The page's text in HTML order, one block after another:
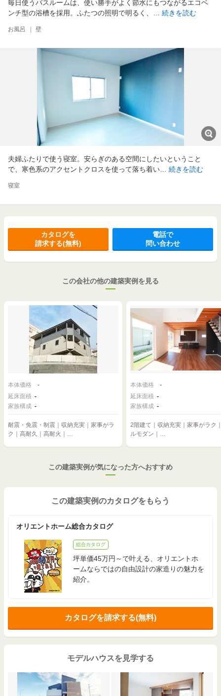
毎日使うバスルームは、使い勝手がよく節水にもつながるエコベ
ンチ型の浴槽を採用。ふたつの照明で明るく、… 続きを読む
お風呂 壁
夫婦ふたりで使う寝室。安らぎのある空間にしたいということ
で、寒色系のアクセントクロスを使って落ち着い… 続きを読む
寝室
カタログを
請求する(無料)
電話で
問い合わせ
この会社の他の建築実例を見る
本体価格
-
延床面積 -
家族構成 -
耐震・免震・制震｜収納充実｜家事がラ
ク｜高耐久｜高耐火｜…
本体価格
-
延床面積 -
家族構成 -
2階建て｜収納充実｜家事がラク
ルモダン｜…
この建築実例が気になった方へおすすめ
この建築実例のカタログをもらう
オリエントホーム総合カタログ
総合カタログ
坪単価45万円～で叶える、オリエントホ
ームならではの自由設計の家造りの魅力を
紹介。
カタログを請求する(無料)
モデルハウスを見学する